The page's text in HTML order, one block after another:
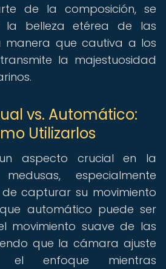
de la composición, se
la belleza etérea de las
manera que cautiva a los
la majestuosidad
vs. Automático:
Utilizarlos
aspecto crucial en la
especialmente
capturar su movimiento
automático puede ser
movimiento suave de las
que la cámara ajuste
el enfoque mientras